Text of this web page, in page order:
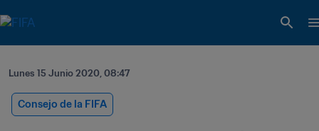
Lunes 15 Junio 2020, 08:47
Consejo de la FIFA